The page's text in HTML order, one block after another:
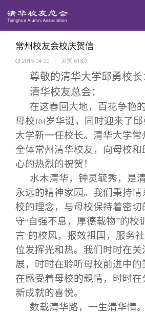
地区联络
年级联络
院系校友工作
专业委员会
兴趣群体
回馈母校
捐赠项目
捐赠新闻
捐赠纪事
捐赠方法
媒体平台
《清华校友通讯》
《水木清华》
我要订阅
百年清华
清华人物
清华故事
校友文苑
校友讲坛
校友服务
终身学习
三创大赛
实用信息
校友总会
会长致辞
总会章程
常州校友会校庆贺信
2015-04-20 | 浏览 618次
尊敬的清华大学邱勇校长
清华校友总会：
在这春回大地，百花争艳
母校104岁华诞，同时迎来了
大学新一任校长。清华大学
全体常州清华校友，向母校和
心的热烈的祝贺！
水木清华，钟灵毓秀，是
永远的精神家园。我们秉持
校的理念，与母校保持着密切
守“ 自强不息，厚德载物”的校
言"的校风，报效祖国，服务
位发挥光和热。我们时时在关
展，时时在聆听母校前进中
在感受着母校的親情，时时
新成就的喜悦。
数载清华路，一生清华情